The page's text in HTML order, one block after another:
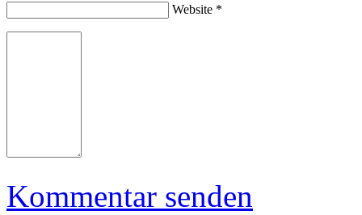
Website *
Kommentar senden